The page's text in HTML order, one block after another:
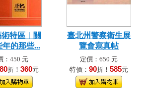
特區︱關
年的那些...
：450 元
80折！ 360元
臺北州警察衛生展
覽會寫真帖
定價：650 元
特價： 90折！ 585元